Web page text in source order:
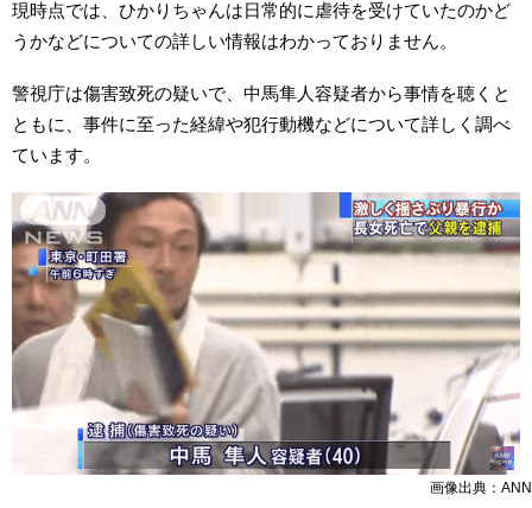
現時点では、ひかりちゃんは日常的に虐待を受けていたのかど
うかなどについての詳しい情報はわかっておりません。
警視庁は傷害致死の疑いで、中馬隼人容疑者から事情を聴くと
ともに、事件に至った経緯や犯行動機などについて詳しく調べ
ています。
画像出典：ANN